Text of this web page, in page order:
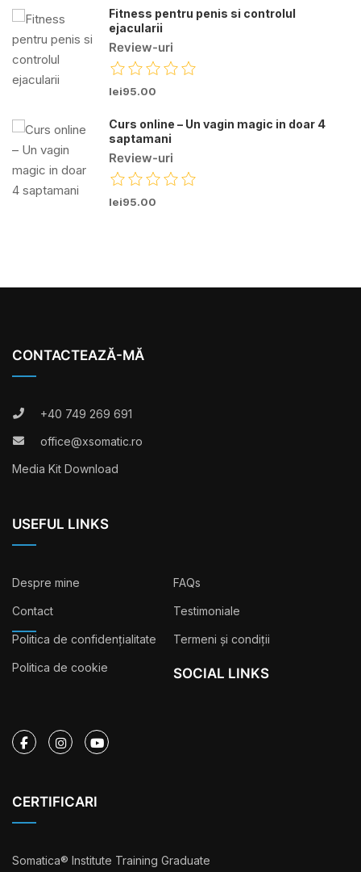
Fitness pentru penis si controlul
ejacularii
lei95.00
Curs online – Un vagin magic in doar 4
saptamani
lei95.00
CONTACTEAZĂ-MĂ
+40 749 269 691
office@xsomatic.ro
Media Kit Download
USEFUL LINKS
Despre mine FAQs
Contact Testimoniale
Politica de confidențialitate Termeni și condiții
Politica de cookie SOCIAL LINKS
CERTIFICARI
Somatica® Institute Training Graduate